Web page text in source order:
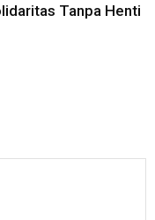
Tanpa Henti